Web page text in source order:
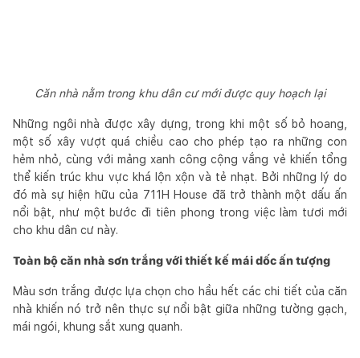
Căn nhà nằm trong khu dân cư mới được quy hoạch lại
Những ngôi nhà được xây dựng, trong khi một số bỏ hoang,
một số xây vượt quá chiều cao cho phép tạo ra những con
hẻm nhỏ, cùng với mảng xanh công cộng vắng vẻ khiến tổng
thể kiến trúc khu vực khá lộn xộn và tẻ nhạt. Bởi những lý do
đó mà sự hiện hữu của 711H House đã trở thành một dấu ấn
nổi bật, như một bước đi tiên phong trong việc làm tươi mới
cho khu dân cư này.
Toàn bộ căn nhà sơn trắng với thiết kế mái dốc ấn tượng
Màu sơn trắng được lựa chọn cho hầu hết các chi tiết của căn
nhà khiến nó trở nên thực sự nổi bật giữa những tường gạch,
mái ngói, khung sắt xung quanh.